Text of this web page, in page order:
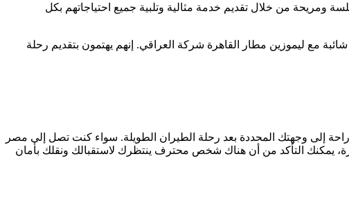
ومريحة من خلال تقديم خدمة مثالية وتلبية جميع احتياجاتهم بكل
مع ليموزين مطار القاهرة شركة العراقي. إنهم يهتمون بتقديم رحلة
إلى وجهتك المحددة بعد رحلة الطيران الطويلة. سواء كنت تصل إلى مصر
يمكنك التأكد من أن هناك شخص محترف ينتظرك لاستقبالك ونقلك بأمان